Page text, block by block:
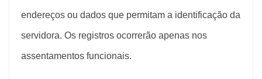
endereços ou dados que permitam a identificação da
servidora. Os registros ocorrerão apenas nos
assentamentos funcionais.